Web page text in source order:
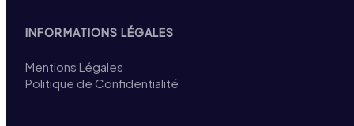
INFORMATIONS LÉGALES
Mentions Légales
Politique de Confidentialité